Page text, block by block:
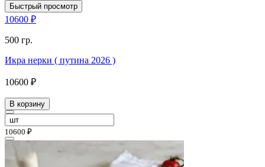
Быстрый просмотр
10600 ₽
500 гр.
Икра нерки ( путина 2026 )
10600 ₽
В корзину
10600 ₽